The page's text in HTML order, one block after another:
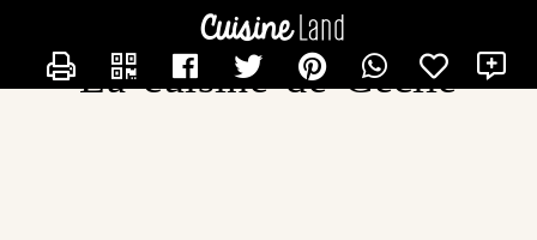
La cuisine de Cécile
CONTACTER CECILOU